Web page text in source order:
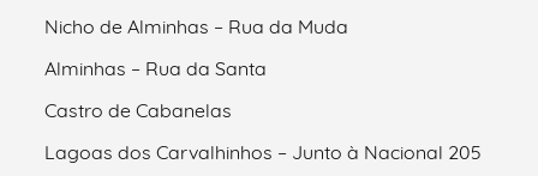
Nicho de Alminhas – Rua da Muda
Alminhas – Rua da Santa
Castro de Cabanelas
Lagoas dos Carvalhinhos – Junto à Nacional 205